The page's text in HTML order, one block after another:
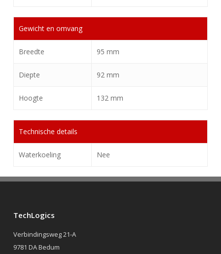
Gewicht en omvang
Breedte 95 mm
Diepte 92 mm
Hoogte 132 mm
Technische details
Waterkoeling Nee
TechLogics
Verbindingsweg 21-A
9781 DA Bedum